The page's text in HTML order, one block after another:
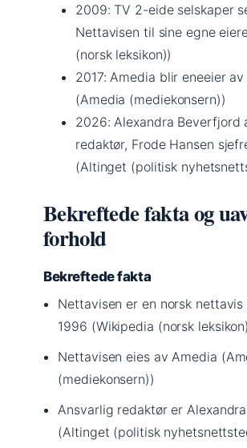
2009: TV 2-eide selskaper
Nettavisen til sine egne
(norsk leksikon))
2017: Amedia blir eneeier
(Amedia (mediekonsern))
2026: Alexandra Beverfjord
redaktør, Frode Hansen
(Altinget (politisk
Bekreftede fakta og
forhold
Bekreftede fakta
Nettavisen er en norsk
1996 (Wikipedia (norsk
Nettavisen eies av Amedia
(mediekonsern))
Ansvarlig redaktør er
(Altinget (politisk